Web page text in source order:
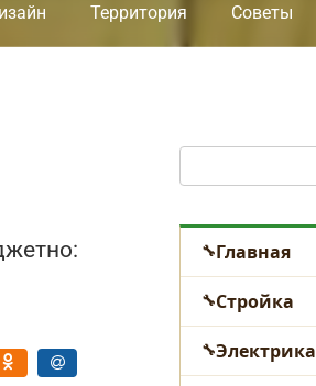
Территория Советы
Главная
Стройка
Электрика